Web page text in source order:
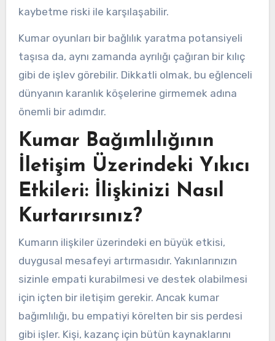
kaybetme riski ile karşılaşabilir.
Kumar oyunları bir bağlılık yaratma potansiyeli
taşısa da, aynı zamanda ayrılığı çağıran bir kılıç
gibi de işlev görebilir. Dikkatli olmak, bu eğlenceli
dünyanın karanlık köşelerine girmemek adına
önemli bir adımdır.
Kumar Bağımlılığının
İletişim Üzerindeki Yıkıcı
Etkileri: İlişkinizi Nasıl
Kurtarırsınız?
Kumarın ilişkiler üzerindeki en büyük etkisi,
duygusal mesafeyi artırmasıdır. Yakınlarınızın
sizinle empati kurabilmesi ve destek olabilmesi
için içten bir iletişim gerekir. Ancak kumar
bağımlılığı, bu empatiyi körelten bir sis perdesi
gibi işler. Kişi, kazanç için bütün kaynaklarını